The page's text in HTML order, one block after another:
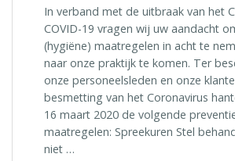
In verband met de uitbraak van het
COVID-19 vragen wij uw aandacht
(hygiëne) maatregelen in acht te
naar onze praktijk te komen. Ter
onze personeelsleden en onze
besmetting van het Coronavirus
16 maart 2020 de volgende
maatregelen: Spreekuren Stel
niet …